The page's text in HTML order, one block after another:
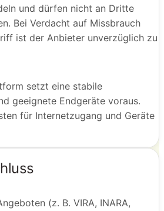
und dürfen nicht an Dritte
Bei Verdacht auf Missbrauch
ist der Anbieter unverzüglich zu
setzt eine stabile
geeignete Endgeräte voraus.
für Internetzugang und Geräte
(z. B. VIRA, INARA,